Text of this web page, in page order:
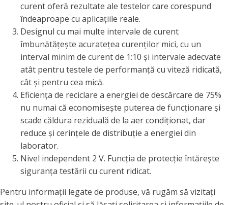
curent oferă rezultate ale testelor care corespund
îndeaproape cu aplicațiile reale.
Designul cu mai multe intervale de curent
îmbunătățește acuratețea curenților mici, cu un
interval minim de curent de 1:10 și intervale adecvate
atât pentru testele de performanță cu viteză ridicată,
cât și pentru cea mică.
Eficiența de reciclare a energiei de descărcare de 75%
nu numai că economisește puterea de funcționare și
scade căldura reziduală de la aer condiționat, dar
reduce și cerințele de distribuție a energiei din
laborator.
Nivel independent 2 V. Funcția de protecție întărește
siguranța testării cu curent ridicat.
Pentru informații legate de produse, vă rugăm să vizitați